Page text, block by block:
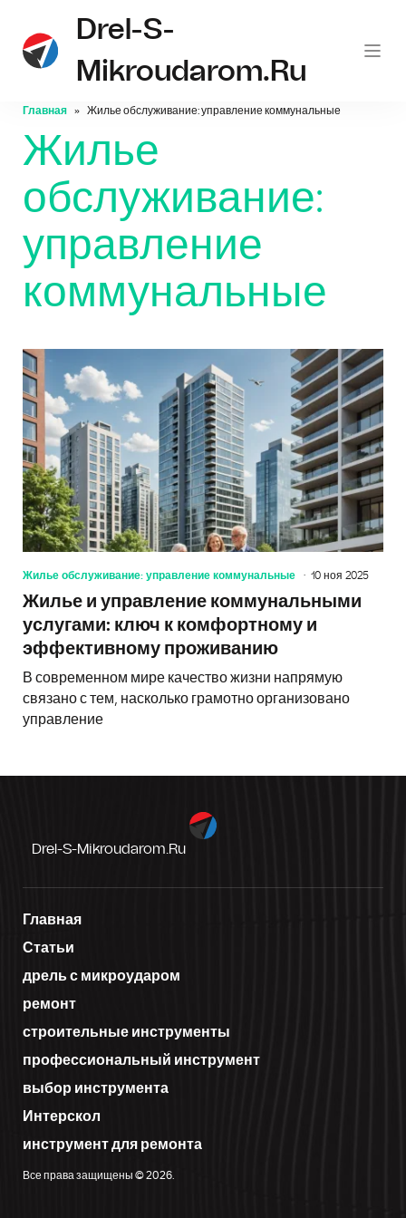
Drel-S-
Mikroudarom.ru
Главная Жилье обслуживание: управление коммунальные
Жилье
обслуживание:
управление
коммунальные
Жилье обслуживание: управление коммунальные 10 ноя 2025
Жилье и управление коммунальными
услугами: ключ к комфортному и
эффективному проживанию
В современном мире качество жизни напрямую
связано с тем, насколько грамотно организовано
управление
Drel-S-Mikroudarom.ru
Главная
Статьи
дрель с микроударом
ремонт
строительные инструменты
профессиональный инструмент
выбор инструмента
Интерскол
инструмент для ремонта
Все права защищены © 2026.